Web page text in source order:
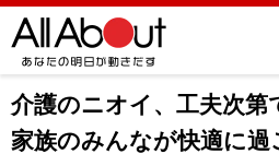
介護のニオイ、工夫次
家族のみんなが快適に過